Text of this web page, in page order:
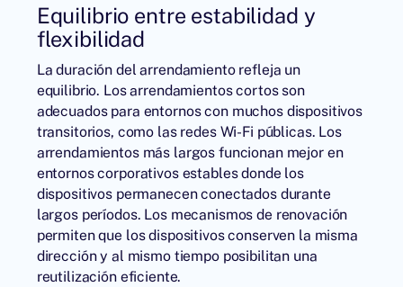
Equilibrio entre estabilidad y
flexibilidad
La duración del arrendamiento refleja un
equilibrio. Los arrendamientos cortos son
adecuados para entornos con muchos dispositivos
transitorios, como las redes Wi-Fi públicas. Los
arrendamientos más largos funcionan mejor en
entornos corporativos estables donde los
dispositivos permanecen conectados durante
largos períodos. Los mecanismos de renovación
permiten que los dispositivos conserven la misma
dirección y al mismo tiempo posibilitan una
reutilización eficiente.